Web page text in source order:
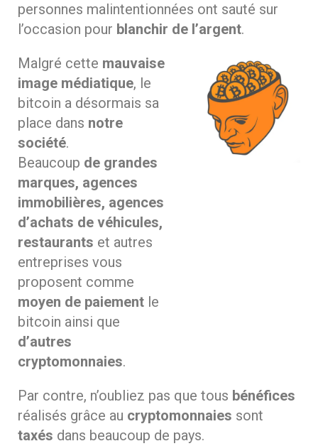
personnes malintentionnées ont sauté sur
l’occasion pour blanchir de l’argent.
Malgré cette mauvaise
image médiatique, le
bitcoin a désormais sa
place dans notre
société.
Beaucoup de grandes
marques, agences
immobilières, agences
d’achats de véhicules,
restaurants et autres
entreprises vous
proposent comme
moyen de paiement le
bitcoin ainsi que
d’autres
cryptomonnaies.
Par contre, n’oubliez pas que tous bénéfices
réalisés grâce au cryptomonnaies sont
taxés dans beaucoup de pays.